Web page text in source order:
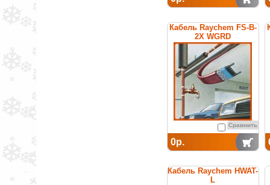
Кабель Raychem FS-B-
2X WGRD
саморегулирующийся
греющий
Сравнить
0р.
Кабель Raychem HWAT-
L